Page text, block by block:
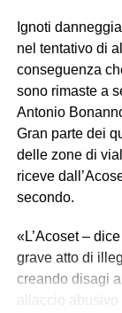
Ignoti
nel tentativo di
conseguenza
sono rimaste a
Antonio
Gran parte dei
delle zone di
riceve
secondo.
«L’Acoset –
grave atto di
creando disagi
allaccio